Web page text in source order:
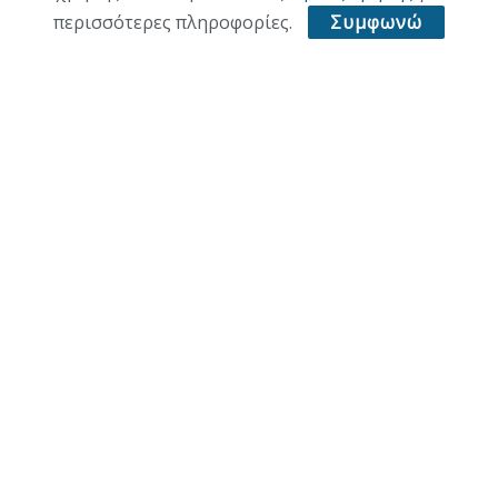
ΥΓΕΙΑπερισσότερες πληροφορίες.
Συμφωνώ